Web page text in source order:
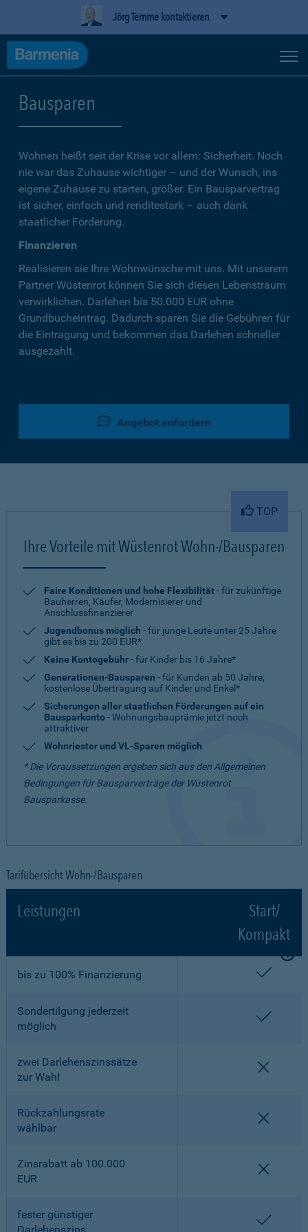
Jörg Temme kontaktieren
Bausparen
Wohnen heißt seit der Krise vor allem: Sicherheit. Noch
nie war das Zuhause wichtiger – und der Wunsch, ins
eigene Zuhause zu starten, größer. Ein Bausparvertrag
ist sicher, einfach und renditestark – auch dank
staatlicher Förderung.
Finanzieren
Realisieren sie Ihre Wohnwünsche mit uns. Mit unserem
Partner Wüstenrot können Sie sich diesen Lebenstraum
verwirklichen. Darlehen bis 50.000 EUR ohne
Grundbucheintrag. Dadurch sparen Sie die Gebühren für
die Eintragung und bekommen das Darlehen schneller
ausgezahlt.
Angebot anfordern
TOP
Ihre Vorteile mit Wüstenrot Wohn-/Bausparen
Faire Konditionen und hohe Flexibilität- für zukünftige
Bauherren, Käufer, Modernisierer und
Anschlussfinanzierer
Jugendbonus möglich - für junge Leute unter 25 Jahre
gibt es bis zu 200 EUR*
Keine Kontogebühr- für Kinder bis 16 Jahre*
Generationen-Bausparen - für Kunden ab 50 Jahre,
kostenlose Übertragung auf Kinder und Enkel*
Sicherungen aller staatlichen Förderungen auf ein
Bausparkonto- Wohnungsbauprämie jetzt noch
attraktiver
Wohnriester und VL-Sparen möglich
* Die Voraussetzungen ergeben sich aus den Allgemeinen
Bedingungen für Bausparverträge der Wüstenrot
Bausparkasse.
Tarifübersicht Wohn-/Bausparen
Leistungen
Start/
Kompakt
bis zu 100% Finanzierung
Sondertilgung jederzeit
möglich
zwei Darlehenszinssätze
zur Wahl
Rückzahlungsrate
wählbar
Zinsrabatt ab 100.000
EUR
fester günstiger